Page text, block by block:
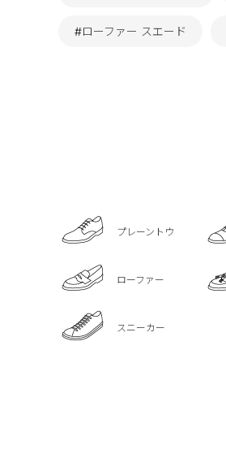
#ローファー スエード
プレーントウ
ローファー
スニーカー